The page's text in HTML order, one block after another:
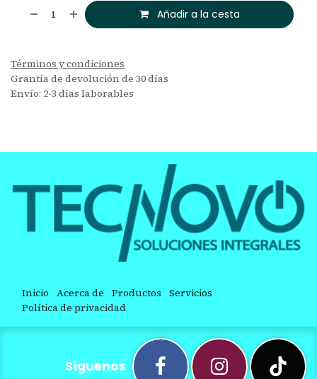
Añadir a la cesta
Términos y condiciones
Grantía de devolución de 30 días
Envío: 2-3 días laborables
Inicio Acerca de Productos Servicios
Política de privacidad
Síguenos